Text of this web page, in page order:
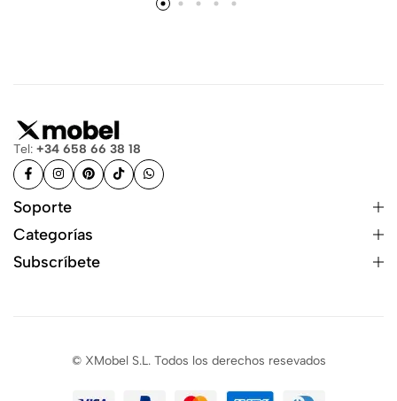
Tel: +34 658 66 38 18
Soporte
Categorías
Subscríbete
© XMobel S.L. Todos los derechos resevados